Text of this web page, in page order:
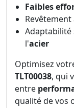
Faibles
Adaptabilité
l'acier
Optimisez
TLT00038, qui
entre
qualité de vos